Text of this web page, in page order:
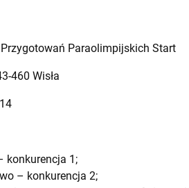
Przygotowań Paraolimpijskich Start
460 Wisła
konkurencja 1;
– konkurencja 2;